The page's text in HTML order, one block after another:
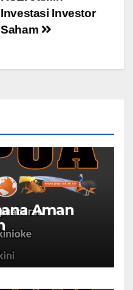
Investasi Investor
Saham
Aman